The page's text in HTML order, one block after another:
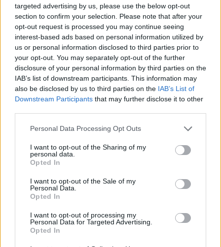
targeted advertising by us, please use the below opt-out
section to confirm your selection. Please note that after your
opt-out request is processed you may continue seeing
interest-based ads based on personal information utilized by
us or personal information disclosed to third parties prior to
your opt-out. You may separately opt-out of the further
disclosure of your personal information by third parties on the
IAB’s list of downstream participants. This information may
also be disclosed by us to third parties on the IAB’s List of
Downstream Participants that may further disclose it to other
Personal Data Processing Opt Outs
I want to opt-out of the Sharing of my
personal data.
Opted In
I want to opt-out of the Sale of my
Personal Data.
Opted In
I want to opt-out of processing my
Personal Data for Targeted Advertising.
Opted In
VARESE
Referendum 8 e 9 giugno: gazebo del
Movimento 5 Stelle domenica a Varese